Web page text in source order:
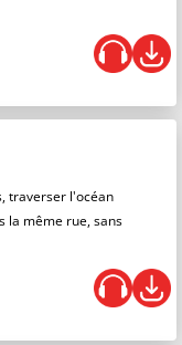
traverser l'océan
la même rue, sans